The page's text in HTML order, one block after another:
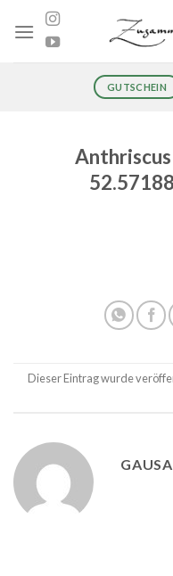
Inhalt
GUTSCHEIN
Dieser Eintrag wurde